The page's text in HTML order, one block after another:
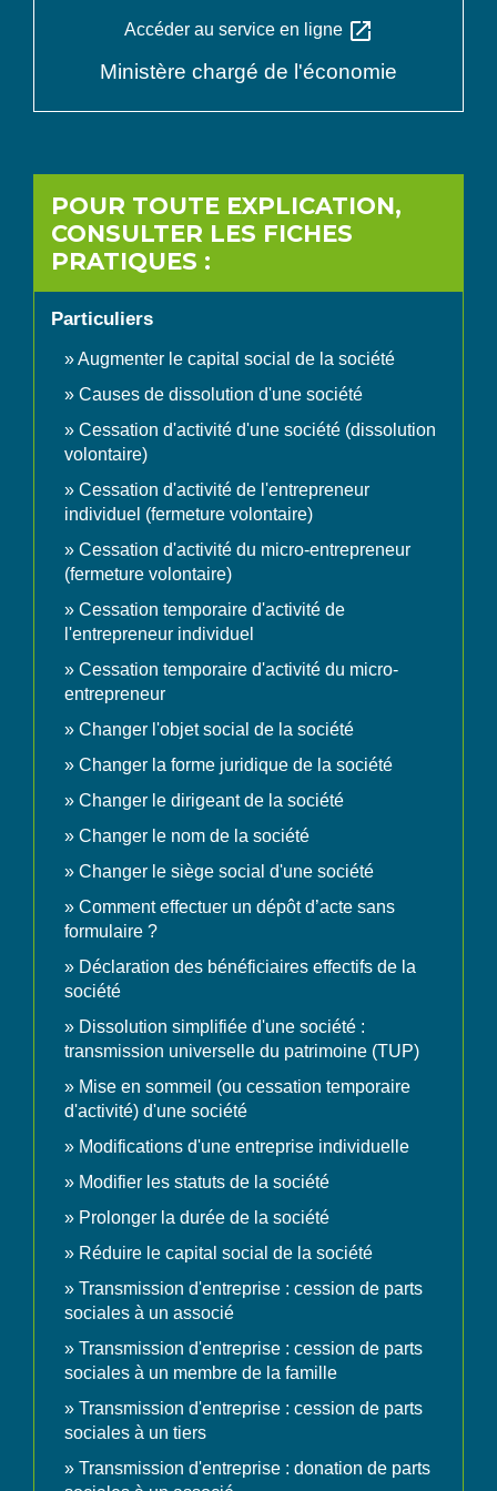
Accéder au service en ligne open_in_new
Ministère chargé de l'économie
POUR TOUTE EXPLICATION,
CONSULTER LES FICHES
PRATIQUES :
Particuliers
Augmenter le capital social de la société
Causes de dissolution d'une société
Cessation d'activité d'une société (dissolution
volontaire)
Cessation d'activité de l'entrepreneur
individuel (fermeture volontaire)
Cessation d'activité du micro-entrepreneur
(fermeture volontaire)
Cessation temporaire d'activité de
l'entrepreneur individuel
Cessation temporaire d'activité du micro-
entrepreneur
Changer l'objet social de la société
Changer la forme juridique de la société
Changer le dirigeant de la société
Changer le nom de la société
Changer le siège social d'une société
Comment effectuer un dépôt d’acte sans
formulaire ?
Déclaration des bénéficiaires effectifs de la
société
Dissolution simplifiée d'une société :
transmission universelle du patrimoine (TUP)
Mise en sommeil (ou cessation temporaire
d'activité) d'une société
Modifications d'une entreprise individuelle
Modifier les statuts de la société
Prolonger la durée de la société
Réduire le capital social de la société
Transmission d'entreprise : cession de parts
sociales à un associé
Transmission d'entreprise : cession de parts
sociales à un membre de la famille
Transmission d'entreprise : cession de parts
sociales à un tiers
Transmission d'entreprise : donation de parts